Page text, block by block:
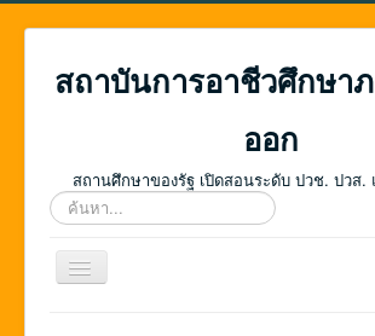
สถาบันการอาชีวศึกษา
ออก
สถานศึกษาของรัฐ เปิดสอนระดับ ปวช. ปวส
ค้นหา...
สลับ
เน